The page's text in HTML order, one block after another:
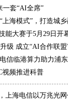
一套“AI全席”
海模式”，打造城
能大赛于5月29日开
级 成立“AI合作联盟
信临港算力助力浦
视频推进科普
上海电信以万兆光